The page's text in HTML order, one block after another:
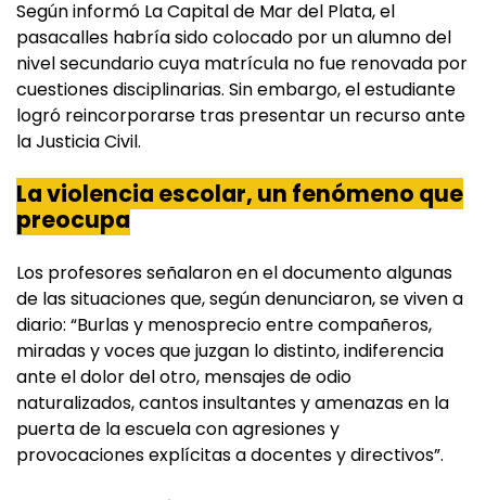
Según informó La Capital de Mar del Plata, el
pasacalles habría sido colocado por un alumno del
nivel secundario cuya matrícula no fue renovada por
cuestiones disciplinarias. Sin embargo, el estudiante
logró reincorporarse tras presentar un recurso ante
la Justicia Civil.
La violencia escolar, un fenómeno que
preocupa
Los profesores señalaron en el documento algunas
de las situaciones que, según denunciaron, se viven a
diario: “Burlas y menosprecio entre compañeros,
miradas y voces que juzgan lo distinto, indiferencia
ante el dolor del otro, mensajes de odio
naturalizados, cantos insultantes y amenazas en la
puerta de la escuela con agresiones y
provocaciones explícitas a docentes y directivos”.